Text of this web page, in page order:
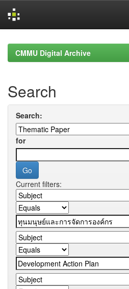
navigationCMMU Digital Archive
Search
Search:
for
Current filters: